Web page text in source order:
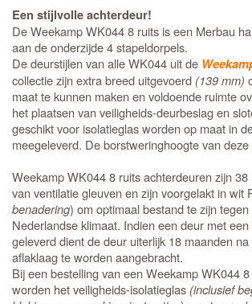
Een stijlvolle achterdeur!
De Weekamp WK044 8 ruits is een Merbau
aan de onderzijde 4 stapeldorpels.
De deurstijlen van alle WK044 uit de
collectie zijn extra breed uitgevoerd (139 mm)
maat te kunnen maken en voldoende ruimte
het plaatsen van veiligheids-deurbeslag en
geschikt voor isolatieglas worden op maat in
meegeleverd. De borstweringhoogte van
Weekamp WK044 8 ruits achterdeuren zijn
van ventilatie gleuven en zijn voorgelakt in wit
benadering) om optimaal bestand te zijn
Nederlandse klimaat. Indien een deur met
geleverd dient de deur uiterlijk 18 maanden
aflaklaag te worden aangebracht.
Bij een bestelling van een Weekamp WK044
worden het veiligheids-isolatieglas (inclusief